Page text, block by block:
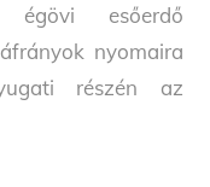
égövi esőerdő
nyomaira
részén az